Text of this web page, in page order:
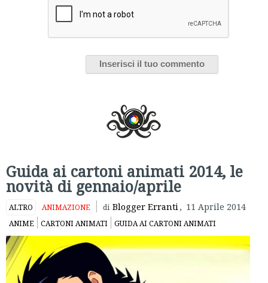
Guida ai cartoni animati 2014, le
novità di gennaio/aprile
ALTRO ANIMAZIONE di Blogger Erranti, 11 Aprile 2014
ANIME CARTONI ANIMATI GUIDA AI CARTONI ANIMATI